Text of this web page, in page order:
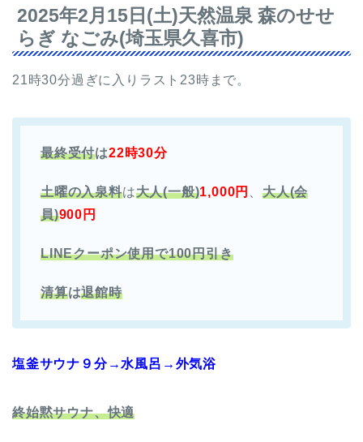
2025年2月15日(土)天然温泉 森のせせ
らぎ なごみ(埼玉県久喜市)
21時30分過ぎに入りラスト23時まで。
最終受付は22時30分
土曜の入泉料は大人(一般)1,000円 、大人(会
員)900円
LINEクーポン使用で100円引き
清算は退館時
塩釜サウナ９分→水風呂→外気浴
終始黙サウナ、快適